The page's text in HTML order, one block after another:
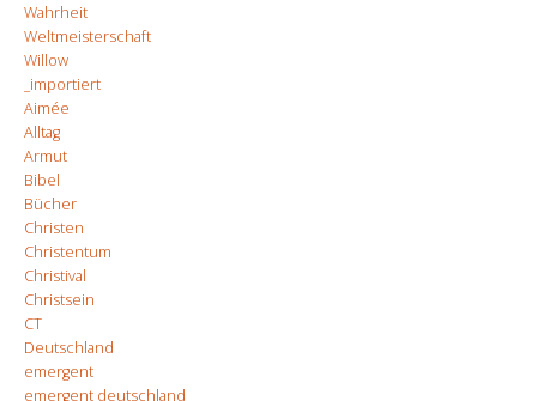
Wahrheit
Weltmeisterschaft
Willow
_importiert
Aimée
Alltag
Armut
Bibel
Bücher
Christen
Christentum
Christival
Christsein
CT
Deutschland
emergent
emergent deutschland